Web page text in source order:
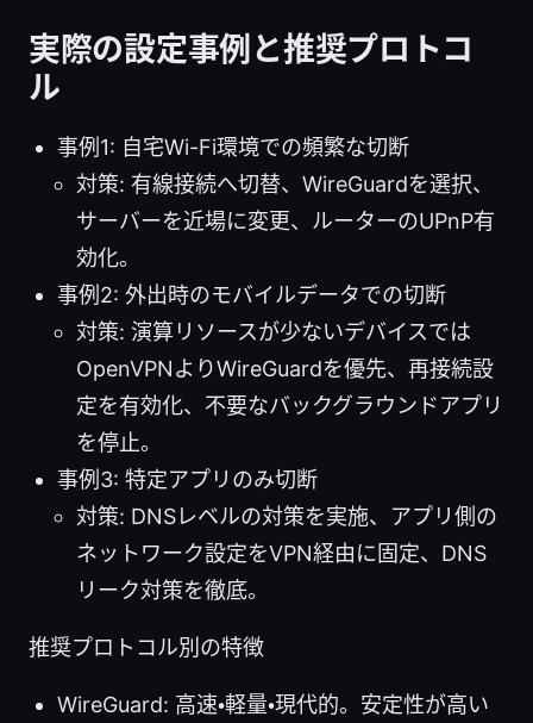
実際の設定事例と推奨プロトコ
ル
事例1: 自宅Wi-Fi環境での頻繁な切断
対策: 有線接続へ切替、WireGuardを選択、
サーバーを近場に変更、ルーターのUPnP有
効化。
事例2: 外出時のモバイルデータでの切断
対策: 演算リソースが少ないデバイスでは
OpenVPNよりWireGuardを優先、再接続設
定を有効化、不要なバックグラウンドアプリ
を停止。
事例3: 特定アプリのみ切断
対策: DNSレベルの対策を実施、アプリ側の
ネットワーク設定をVPN経由に固定、DNS
リーク対策を徹底。
推奨プロトコル別の特徴
WireGuard: 高速・軽量・現代的。安定性が高い